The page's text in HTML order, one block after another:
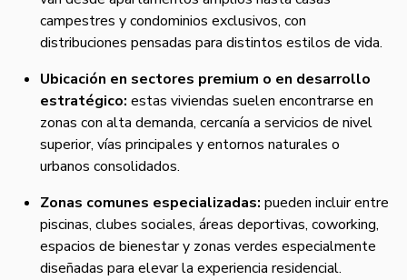
campestres y condominios exclusivos, con
distribuciones pensadas para distintos estilos de vida.
Ubicación en sectores premium o en desarrollo
estratégico: estas viviendas suelen encontrarse en
zonas con alta demanda, cercanía a servicios de nivel
superior, vías principales y entornos naturales o
urbanos consolidados.
Zonas comunes especializadas: pueden incluir entre
piscinas, clubes sociales, áreas deportivas, coworking,
espacios de bienestar y zonas verdes especialmente
diseñadas para elevar la experiencia residencial.